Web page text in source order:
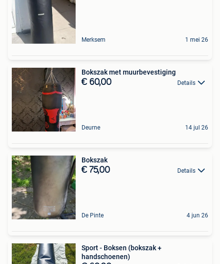
Merksem 1 mei 26
Bokszak met muurbevestiging
€ 60,00 Details
Deurne 14 jul 26
Bokszak
€ 75,00 Details
De Pinte 4 jun 26
Sport - Boksen (bokszak +
handschoenen)